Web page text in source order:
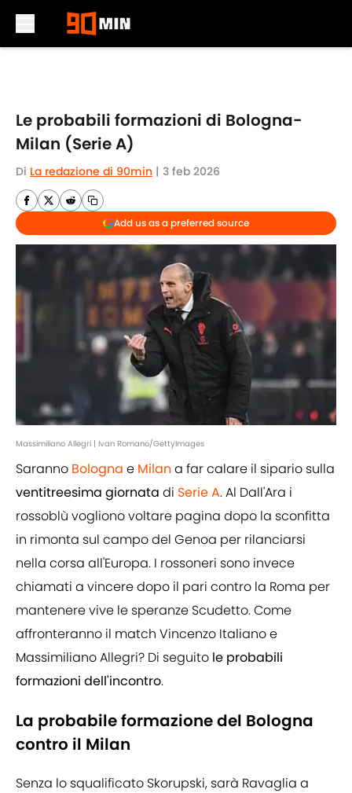
Le probabili formazioni di Bologna-
Milan (Serie A)
Di La redazione di 90min | 3 feb 2026
Add us as a preferred source
Massimiliano Allegri | Ivan Romano/GettyImages
Saranno Bologna e Milan a far calare il sipario sulla
ventitreesima giornata di Serie A. Al Dall'Ara i
rossoblù vogliono voltare pagina dopo la sconfitta
in rimonta sul campo del Genoa per rilanciarsi
nella corsa all'Europa. I rossoneri sono invece
chiamati a vincere dopo il pari contro la Roma per
mantenere vive le speranze Scudetto. Come
affronteranno il match Vincenzo Italiano e
Massimiliano Allegri? Di seguito le probabili
formazioni dell'incontro.
La probabile formazione del Bologna
contro il Milan
Senza lo squalificato Skorupski, sarà Ravaglia a